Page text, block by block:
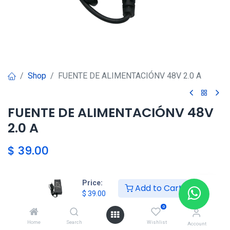
Price:
$ 39.00 Add to Cart
Home Search
0
Wishlist Account
Shop FUENTE DE ALIMENTACIÓNV 48V 2.0 A
FUENTE DE ALIMENTACIÓNV 48V
2.0 A
$ 39.00
Agregar al carrito
Agregar a la lista de deseos